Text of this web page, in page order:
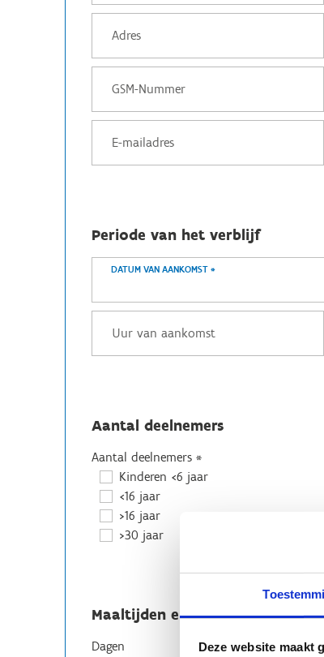
Deze website maakt
Periode van het verblijf
DATUM VAN AANKOMST *
Aantal deelnemers
Aantal deelnemers *
Kinderen <6 jaar
<16 jaar
>16 jaar
>30 jaar
Maaltijden en overnachting
Dagen